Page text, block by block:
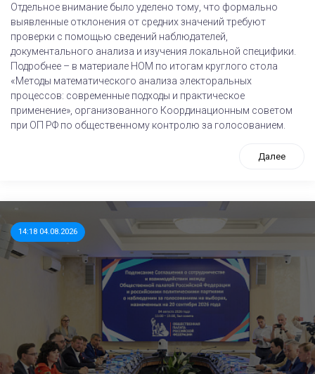
Отдельное внимание было уделено тому, что формально
выявленные отклонения от средних значений требуют
проверки с помощью сведений наблюдателей,
документального анализа и изучения локальной специфики.
Подробнее – в материале НОМ по итогам круглого стола
«Методы математического анализа электоральных
процессов: современные подходы и практическое
применение», организованного Координационным советом
при ОП РФ по общественному контролю за голосованием.
Далее
14:18 04.08.2026